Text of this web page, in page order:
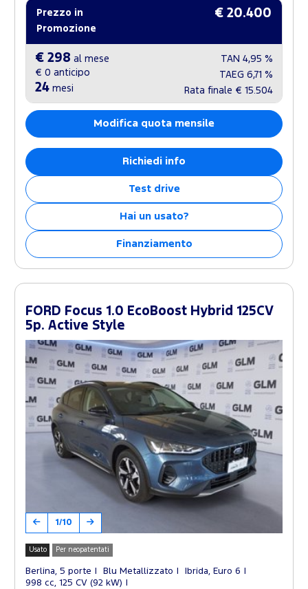
Prezzo in
Promozione
€ 20.400
€ 298 al mese
€ 0 anticipo
24 mesi
TAN 4,95 %
TAEG 6,71 %
Rata finale € 15.504
Modifica quota mensile
Richiedi info
Test drive
Hai un usato?
Finanziamento
FORD Focus 1.0 EcoBoost Hybrid 125CV
5p. Active Style
1/10
Usato Per neopatentati
Berlina, 5 porte Blu Metallizzato
Ibrida, Euro 6
998 cc, 125 CV (92 kW)